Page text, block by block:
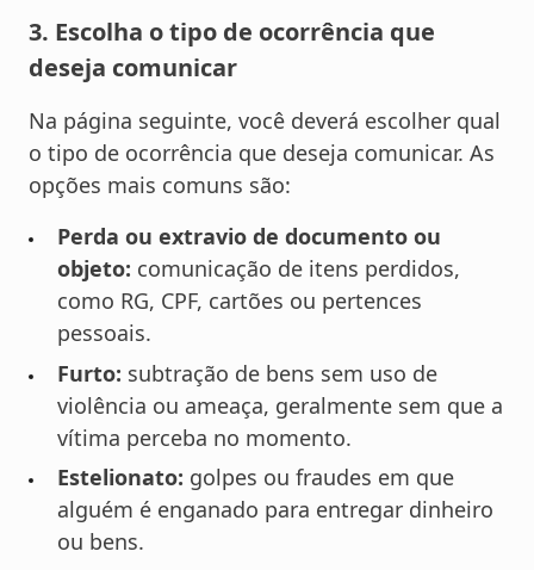
3. Escolha o tipo de ocorrência que
deseja comunicar
Na página seguinte, você deverá escolher qual
o tipo de ocorrência que deseja comunicar. As
opções mais comuns são:
Perda ou extravio de documento ou
objeto: comunicação de itens perdidos,
como RG, CPF, cartões ou pertences
pessoais.
Furto: subtração de bens sem uso de
violência ou ameaça, geralmente sem que a
vítima perceba no momento.
Estelionato: golpes ou fraudes em que
alguém é enganado para entregar dinheiro
ou bens.